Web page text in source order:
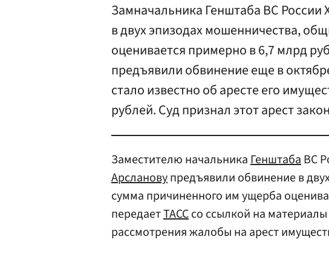
Замначальника Генштаба ВС
в двух эпизодах мошенничества,
оценивается примерно в 6,7 млрд
предъявили обвинение еще в
стало известно об аресте его
рублей. Суд признал этот арест
Заместителю начальникаГенштабаВС
Арслановупредъявили обвинение в
сумма причиненного им ущерба
передаетТАССсо ссылкой на
рассмотрения жалобы на арест